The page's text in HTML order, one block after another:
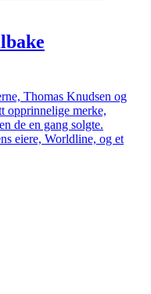
Thomas Knudsen og
opprinnelige merke,
de en gang solgte.
eiere, Worldline, og et